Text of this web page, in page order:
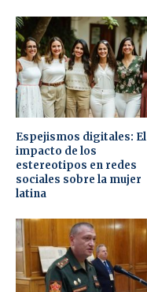
Espejismos digitales: El
impacto de los
estereotipos en redes
sociales sobre la mujer
latina